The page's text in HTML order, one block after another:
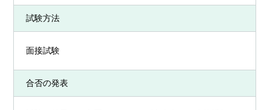
試験方法
面接試験
合否の発表